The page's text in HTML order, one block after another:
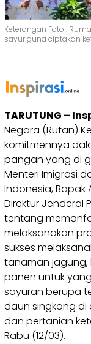
Keterangan Foto :
sayur guna ciptakan
TARUTUNG –
Negara (Rutan)
komitmennya
pangan yang di
Menteri Imigrasi
Indonesia,
Direktur Jenderal
tentang
melaksanakan
sukses
tanaman jagung,
panen untuk
sayuran berupa
daun singkong di
dan pertanian
Rabu (12/03).